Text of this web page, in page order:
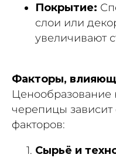
Покрытие:
слои или
увеличивают
Факторы,
Ценообразование
черепицы
факторов:
Сырьё и